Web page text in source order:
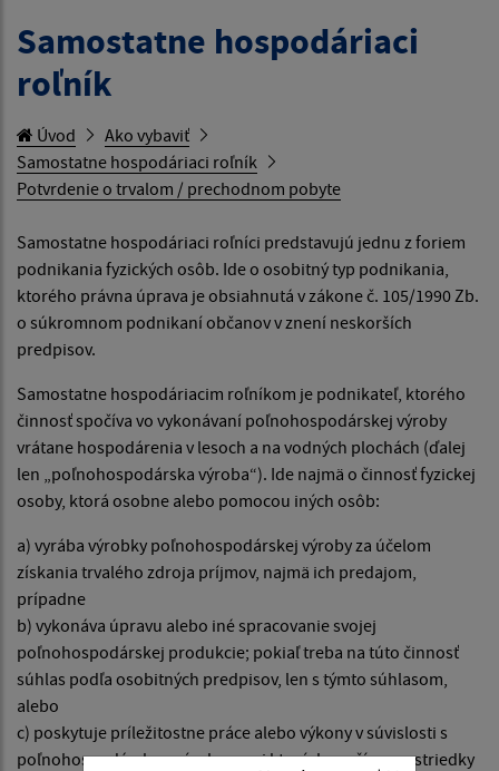
Samostatne hospodáriaci
roľník
Úvod
Ako vybaviť
Samostatne hospodáriaci roľník
Potvrdenie o trvalom / prechodnom pobyte
Samostatne hospodáriaci roľníci predstavujú jednu z foriem
podnikania fyzických osôb. Ide o osobitný typ podnikania,
ktorého právna úprava je obsiahnutá v zákone č. 105/1990 Zb.
o súkromnom podnikaní občanov v znení neskorších
predpisov.
Samostatne hospodáriacim roľníkom je podnikateľ, ktorého
činnosť spočíva vo vykonávaní poľnohospodárskej výroby
vrátane hospodárenia v lesoch a na vodných plochách (ďalej
len „poľnohospodárska výroba“). Ide najmä o činnosť fyzickej
osoby, ktorá osobne alebo pomocou iných osôb:
a) vyrába výrobky poľnohospodárskej výroby za účelom
získania trvalého zdroja príjmov, najmä ich predajom,
prípadne
b) vykonáva úpravu alebo iné spracovanie svojej
poľnohospodárskej produkcie; pokiaľ treba na túto činnosť
súhlas podľa osobitných predpisov, len s týmto súhlasom,
alebo
c) poskytuje príležitostne práce alebo výkony v súvislosti s
poľnohospodárskou výrobou, pri ktorých využíva prostriedky